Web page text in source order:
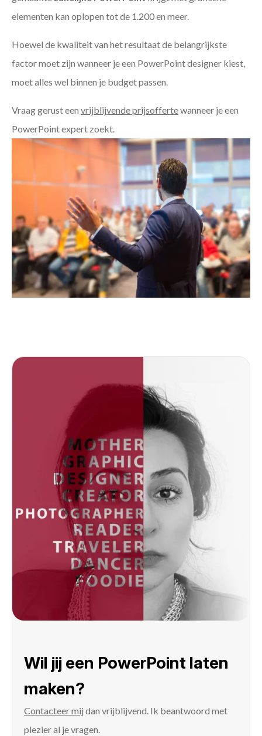
elementen kan oplopen tot de 1.200 en meer.
Hoewel de kwaliteit van het resultaat de belangrijkste
factor moet zijn wanneer je een PowerPoint designer kiest,
moet alles wel binnen je budget passen.
Vraag gerust een vrijblijvende prijsoffertewanneer je een
PowerPoint expert zoekt.
Wil jij een PowerPoint laten
maken?
Contacteer mij dan vrijblijvend. Ik beantwoord met
plezier al je vragen.